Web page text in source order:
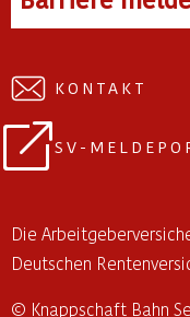
KONTAKT
SV-
Die
Deutschen
© Knappschaft Bahn